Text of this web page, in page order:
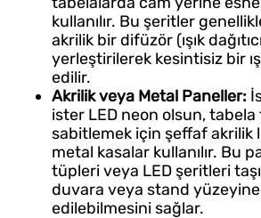
kullanılır. Bu şeritler
akrilik bir difüzör (ışık
yerleştirilerek kesintisiz bir
edilir.
Akrilik veya Metal Paneller:
ister LED neon olsun, tabela
sabitlemek için şeffaf akrilik
metal kasalar kullanılır. Bu
tüpleri veya LED şeritleri
duvara veya stand
edilebilmesini sağlar.